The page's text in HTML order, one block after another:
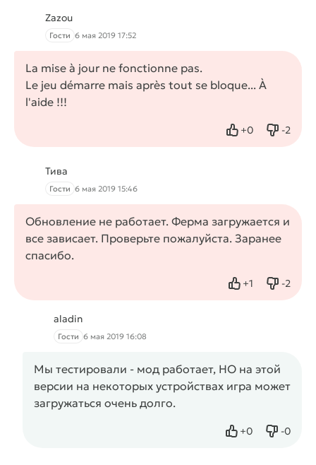
Zazou
Гости 6 мая 2019 17:52
La mise à jour ne fonctionne pas.
Le jeu démarre mais après tout se bloque... À
l'aide !!!
+0
Нравится -2
Не
Тива
Гости 6 мая 2019 15:46
Обновление не работает. Ферма загружается и
все зависает. Проверьте пожалуйста. Заранее
спасибо.
+1
Нравится -2
Не
aladin
Гости 6 мая 2019 16:08
Мы тестировали - мод работает, НО на этой
версии на некоторых устройствах игра может
загружаться очень долго.
+0
Нравится -0
Не